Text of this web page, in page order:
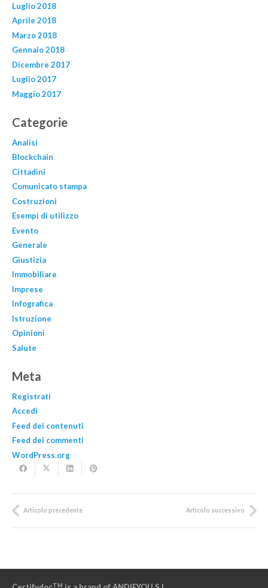
Luglio 2018
Aprile 2018
Marzo 2018
Gennaio 2018
Dicembre 2017
Luglio 2017
Maggio 2017
Categorie
Analisi
Blockchain
Cittadini
Comunicato stampa
Costruzioni
Esempi di utilizzo
Evento
Generale
Giustizia
Immobiliare
Imprese
Infografica
Istruzione
Opinioni
Salute
Meta
Registrati
Accedi
Feed dei contenuti
Feed dei commenti
WordPress.org
Articolo precedente Articolo successivo
TM